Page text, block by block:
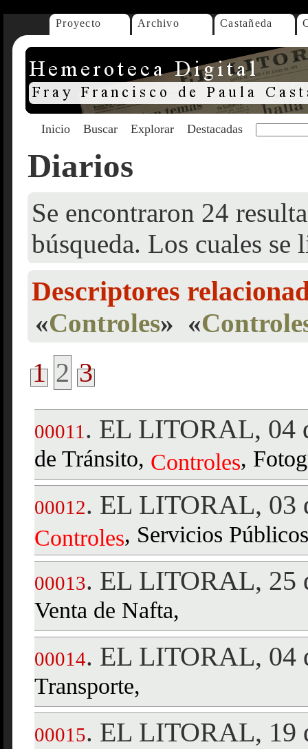
Proyecto Archivo Castañeda
Inicio Buscar Explorar Destacadas
Diarios
Se encontraron 24
búsqueda. Los cuales se
Descriptores
«Controles» «
1 2 3
00011 . EL LITORAL, 04
de Tránsito, Controles,
00012. EL LITORAL, 03
Controles, Servicios
00013. EL LITORAL, 25
Venta de Nafta,
00014. EL LITORAL, 04
Transporte,
00015. EL LITORAL, 19